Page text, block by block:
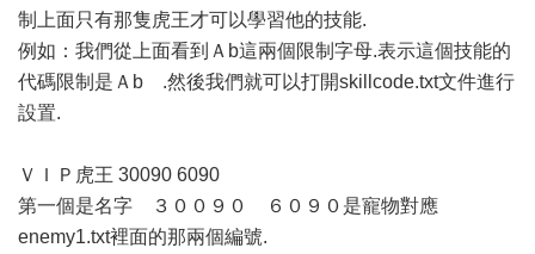
制上面只有那隻虎王才可以學習他的技能.
例如：我們從上面看到Ａb這兩個限制字母.表示這個技能的
代碼限制是Ａb .然後我們就可以打開skillcode.txt文件進行
設置.
ＶＩＰ虎王 30090 6090
第一個是名字 ３００９０ ６０９０是寵物對應
enemy1.txt裡面的那兩個編號.